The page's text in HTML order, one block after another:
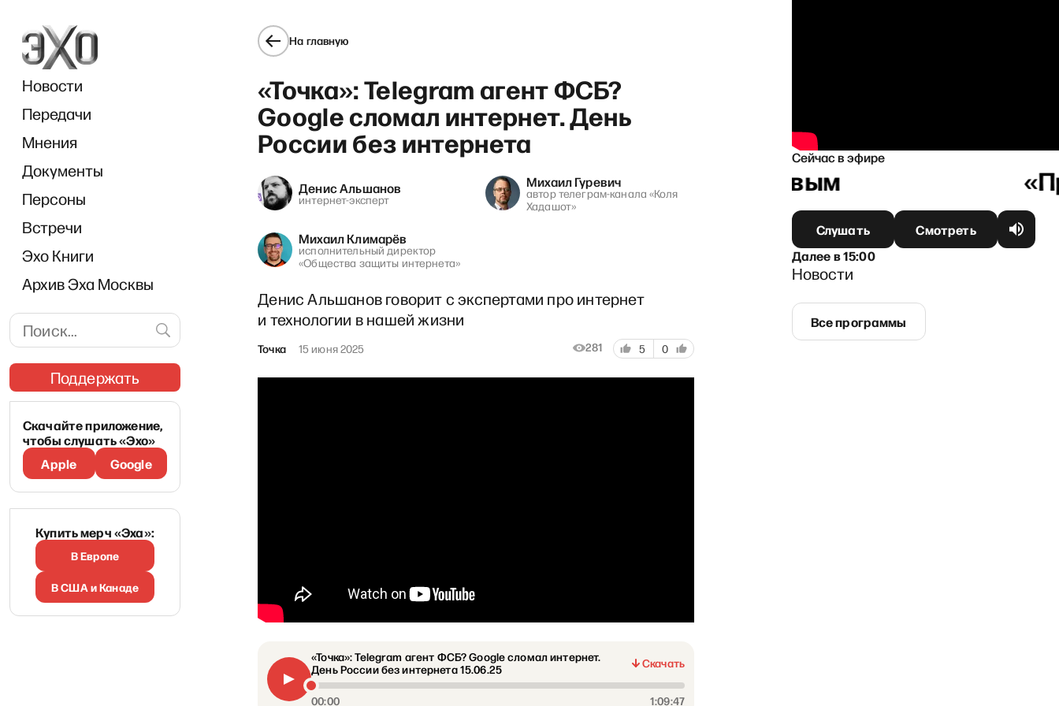
Новости
Передачи
Мнения
Документы
Персоны
Встречи
Эхо Книги
Архив Эха Москвы
Поддержать
Скачайте приложение,
чтобы слушать «Эхо»
Apple
Google
Купить мерч «Эха»:
В Европе
В США и Канаде
На главную
«Точка»: Telegram агент ФСБ?
Google сломал интернет. День
России без интернета
Денис Альшанов
интернет-эксперт
Михаил Гуревич
автор телеграм-канала «Коля
Хадашот»
Михаил Климарёв
исполнительный директор
«Общества защиты интернета»
Денис Альшанов говорит с экспертами про интернет
и технологии в нашей жизни
Точка 15 июня 2025 281 5 0
«Точка»: Telegram агент ФСБ? Google сломал интернет.
День России без интернета 15.06.25
Скачать
00:00 1:09:47
Сейчас в эфире
«Прямо сейчас» с Владиславом Иноземцевым
Слушать
Смотреть
Далеев15:00
Новости
Все программы